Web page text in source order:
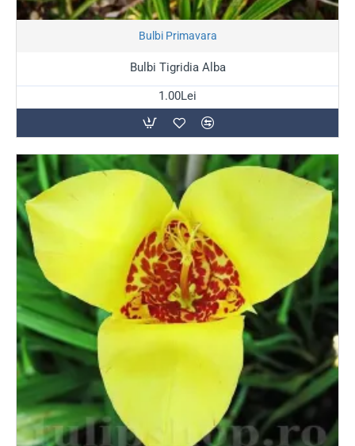
🏜️ Rezistență la Căldură:Fiind o plantă de origine
tropicală, Tigridia adoră soarele și se simte excelent
în locurile cele mai luminoase ale grădinii tale.
Înflorire Succesivă:Deși fiecare floare
individuală durează o singură zi, tulpina produce
constant noi boboci, asigurând un spectacol
cromatic ce se întinde pe parcursul mai multor
Sfaturi pentru o plantare
reușită
Bulbii de Tigridia se plantează primăvara, în lunile
aprilie-
, după ce pericolul de îngheț a trecut definitiv. Această
plantă are nevoie de un loc scăldat în soare (minim 6-8
ore pe zi) și de un sol foarte bine drenat, eventual
amestecat cu puțin nisip.
Sfatul TulipShop:
Pentru un impact vizual maxim,
plantează bulbii în grupuri de 10-15 exemplare, la o
adâncime de aproximativ 8-10 cm. Deoarece tulpinile
sunt subțiri și elegante, plantarea în grup le oferă o
susținere naturală mai bună.
Secretul iernării: În zonele
Bulbi Primavara
Bulbi Tigridia Alba
1.00Lei